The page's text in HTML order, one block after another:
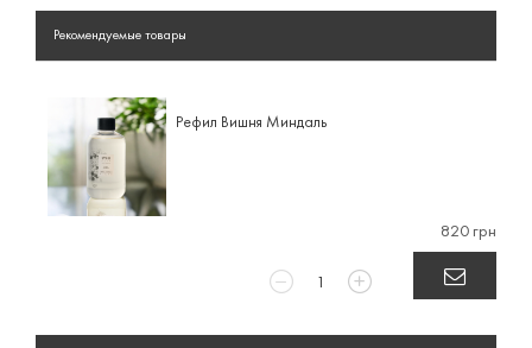
Рекомендуемые товары
Рефил Вишня Миндаль
820 грн